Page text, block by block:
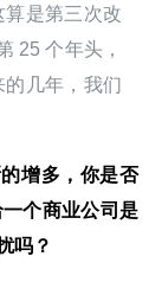
是第三次改
25 个年头，
几年，我们
增多，你是否
个商业公司是
吗？